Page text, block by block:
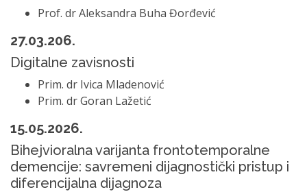
Prof. dr Aleksandra Buha Đorđević
27.03.206.
Digitalne zavisnosti
Prim. dr Ivica Mladenović
Prim. dr Goran Lažetić
15.05.2026.
Bihejvioralna varijanta frontotemporalne
demencije: savremeni dijagnostički pristup i
diferencijalna dijagnoza